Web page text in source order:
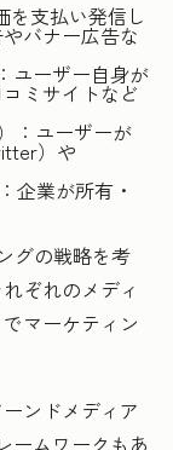
を支払い発信し
バナー広告な
ユーザー自身が
ミサイトなど
：ユーザーが
）や
企業が所有・
グの戦略を考
ぞれのメディ
マーケティン
ンドメディア
ームワークもあ